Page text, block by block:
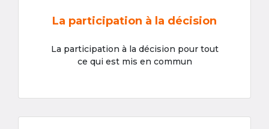
La participation à la décision
La participation à la décision pour tout
ce qui est mis en commun